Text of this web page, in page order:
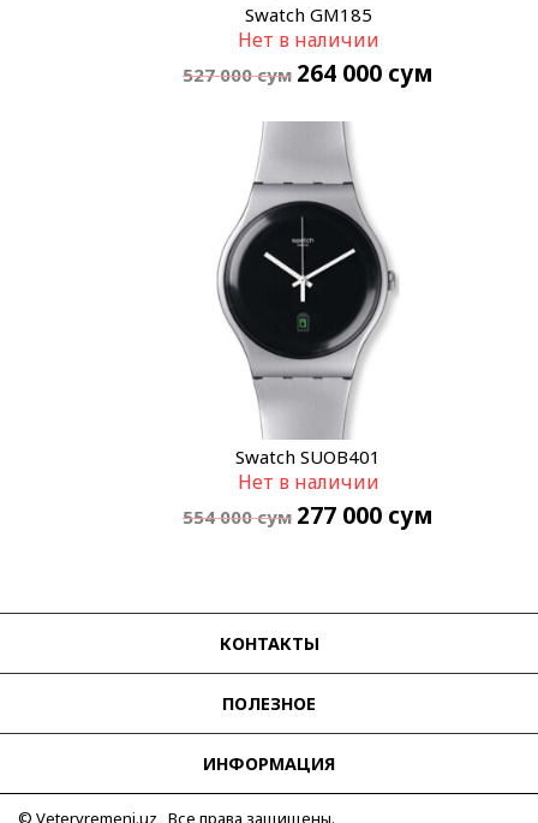
Swatch GM185
Нет в наличии
527 000сум 264 000 сум
Swatch SUOB401
Нет в наличии
554 000сум 277 000 сум
КОНТАКТЫ
ПОЛЕЗНОЕ
ИНФОРМАЦИЯ
© Vetervremeni.uz Все права защищены.